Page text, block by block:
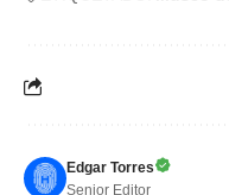
Edgar Torres
Senior Editor